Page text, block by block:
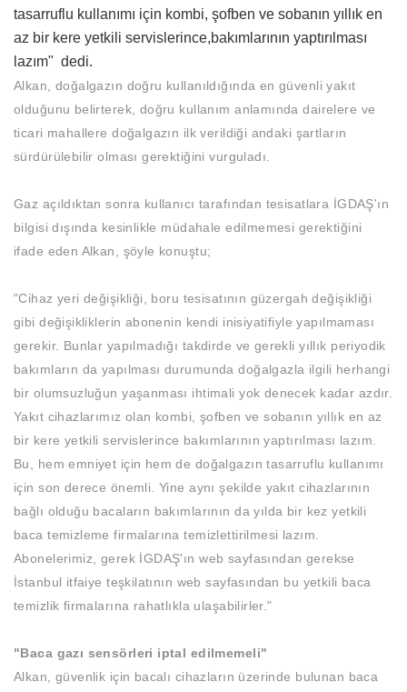
tasarruflu kullanımı için kombi, şofben ve sobanın yıllık en
az bir kere yetkili servislerince,bakımlarının yaptırılması
lazım" dedi.
Alkan, doğalgazın doğru kullanıldığında en güvenli yakıt
olduğunu belirterek, doğru kullanım anlamında dairelere ve
ticari mahallere doğalgazın ilk verildiği andaki şartların
sürdürülebilir olması gerektiğini vurguladı.
Gaz açıldıktan sonra kullanıcı tarafından tesisatlara İGDAŞ'ın
bilgisi dışında kesinlikle müdahale edilmemesi gerektiğini
ifade eden Alkan, şöyle konuştu;
"Cihaz yeri değişikliği, boru tesisatının güzergah değişikliği
gibi değişikliklerin abonenin kendi inisiyatifiyle yapılmaması
gerekir. Bunlar yapılmadığı takdirde ve gerekli yıllık periyodik
bakımların da yapılması durumunda doğalgazla ilgili herhangi
bir olumsuzluğun yaşanması ihtimali yok denecek kadar azdır.
Yakıt cihazlarımız olan kombi, şofben ve sobanın yıllık en az
bir kere yetkili servislerince bakımlarının yaptırılması lazım.
Bu, hem emniyet için hem de doğalgazın tasarruflu kullanımı
için son derece önemli. Yine aynı şekilde yakıt cihazlarının
bağlı olduğu bacaların bakımlarının da yılda bir kez yetkili
baca temizleme firmalarına temizlettirilmesi lazım.
Abonelerimiz, gerek İGDAŞ'ın web sayfasından gerekse
İstanbul itfaiye teşkilatının web sayfasından bu yetkili baca
temizlik firmalarına rahatlıkla ulaşabilirler."
"Baca gazı sensörleri iptal edilmemeli"
Alkan, güvenlik için bacalı cihazların üzerinde bulunan baca